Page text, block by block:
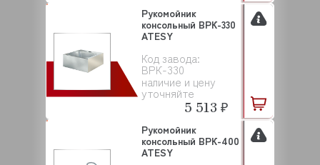
Код завода:
ВРК-330
наличие и цену
уточняйте
Рукомойник
консольный ВРК-330
ATESY
5 513 ₽
Рукомойник
консольный ВРК-400
ATESY